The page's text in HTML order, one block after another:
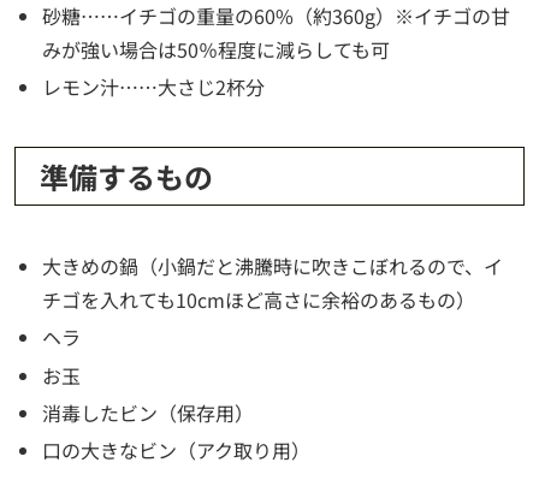
砂糖……イチゴの重量の60%（約360g）※イチゴの甘
みが強い場合は50％程度に減らしても可
レモン汁……大さじ2杯分
準備するもの
大きめの鍋（小鍋だと沸騰時に吹きこぼれるので、イ
チゴを入れても10cmほど高さに余裕のあるもの）
ヘラ
お玉
消毒したビン（保存用）
口の大きなビン（アク取り用）